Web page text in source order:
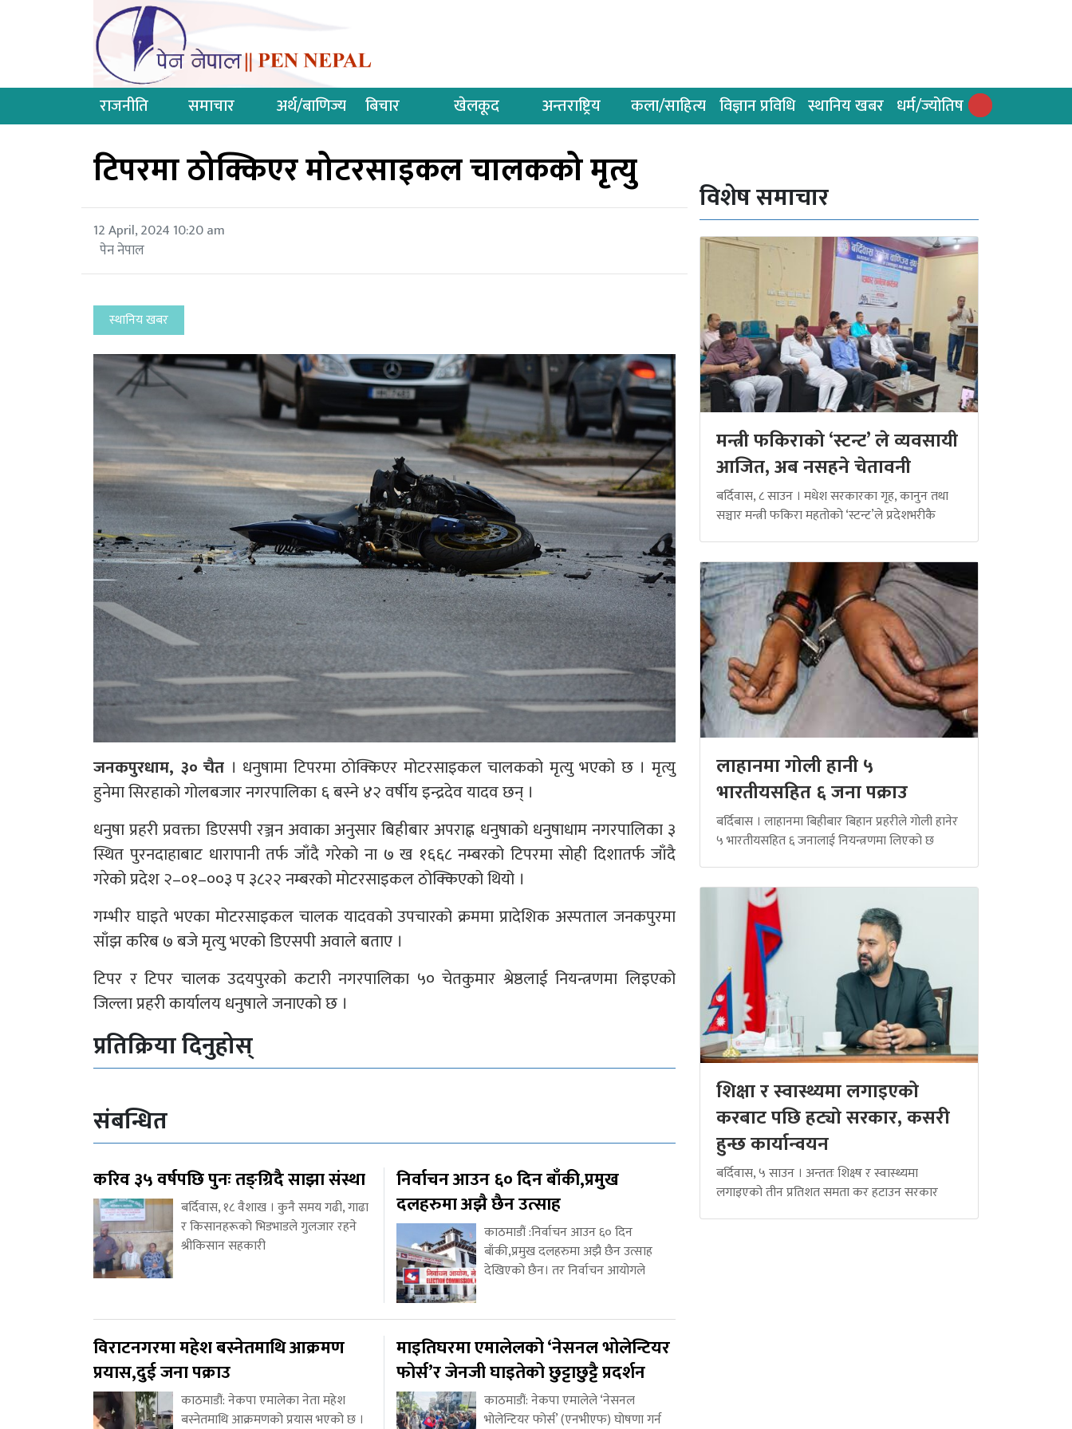
राजनीति समाचार अर्थ/बाणिज्य बिचार खेलकूद अन्तराष्ट्रिय कला/साहित्य विज्ञान प्रविधि स्थानिय खबर धर्म/ज्योतिष
टिपरमा ठोक्किएर मोटरसाइकल चालकको मृत्यु
12 April, 2024 10:20 am
पेन नेपाल
स्थानिय खबर
जनकपुरधाम, ३० चैत । धनुषामा टिपरमा ठोक्किएर मोटरसाइकल चालकको मृत्यु भएको छ । मृत्यु
हुनेमा सिरहाको गोलबजार नगरपालिका ६ बस्ने ४२ वर्षीय इन्द्रदेव यादव छन् ।
धनुषा प्रहरी प्रवक्ता डिएसपी रञ्जन अवाका अनुसार बिहीबार अपराह्न धनुषाको धनुषाधाम नगरपालिका ३
स्थित पुरनदाहाबाट धारापानी तर्फ जाँदै गरेको ना ७ ख १६६८ नम्बरको टिपरमा सोही दिशातर्फ जाँदै
गरेको प्रदेश २–०१–००३ प ३८२२ नम्बरको मोटरसाइकल ठोक्किएको थियो ।
गम्भीर घाइते भएका मोटरसाइकल चालक यादवको उपचारको क्रममा प्रादेशिक अस्पताल जनकपुरमा
साँझ करिब ७ बजे मृत्यु भएको डिएसपी अवाले बताए ।
टिपर र टिपर चालक उदयपुरको कटारी नगरपालिका ५० चेतकुमार श्रेष्ठलाई नियन्त्रणमा लिइएको
जिल्ला प्रहरी कार्यालय धनुषाले जनाएको छ ।
प्रतिक्रिया दिनुहोस्
संबन्धित
करिव ३५ वर्षपछि पुनः तङ्ग्रिदै साझा संस्था
बर्दिवास, १८ वैशाख । कुनै समय गढी, गाढा
र किसानहरूको भिडभाडले गुलजार रहने
श्रीकिसान सहकारी
निर्वाचन आउन ६० दिन बाँकी,प्रमुख
दलहरुमा अझै छैन उत्साह
काठमाडौं :निर्वाचन आउन ६० दिन
बाँकी,प्रमुख दलहरुमा अझै छैन उत्साह
देखिएको छैन। तर निर्वाचन आयोगले
विराटनगरमा महेश बस्नेतमाथि आक्रमण
प्रयास,दुई जना पक्राउ
काठमाडौं: नेकपा एमालेका नेता महेश
बस्नेतमाथि आक्रमणको प्रयास भएको छ ।
माइतिघरमा एमालेलको ‘नेसनल भोलेन्टियर
फोर्स’र जेनजी घाइतेको छुट्टाछुट्टै प्रदर्शन
काठमाडौं: नेकपा एमालेले ‘नेसनल
भोलेन्टियर फोर्स’ (एनभीएफ) घोषणा गर्न
विशेष समाचार
मन्त्री फकिराको ‘स्टन्ट’ ले व्यवसायी
आजित, अब नसहने चेतावनी
बर्दिवास, ८ साउन । मधेश सरकारका गृह, कानुन तथा
सञ्चार मन्त्री फकिरा महतोको ‘स्टन्ट’ले प्रदेशभरीकै
लाहानमा गोली हानी ५
भारतीयसहित ६ जना पक्राउ
बर्दिबास । लाहानमा बिहीबार बिहान प्रहरीले गोली हानेर
५ भारतीयसहित ६ जनालाई नियन्त्रणमा लिएको छ
शिक्षा र स्वास्थ्यमा लगाइएको
करबाट पछि हट्यो सरकार, कसरी
हुन्छ कार्यान्वयन
बर्दिवास, ५ साउन । अन्ततः शिक्ष्ष र स्वास्थ्यमा
लगाइएको तीन प्रतिशत समता कर हटाउन सरकार